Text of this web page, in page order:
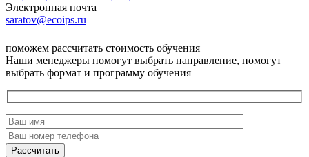
Электронная почта
saratov@ecoips.ru
поможем рассчитать стоимость обучения
Наши менеджеры помогут выбрать направление, помогут
выбрать формат и программу обучения
Рассчитать